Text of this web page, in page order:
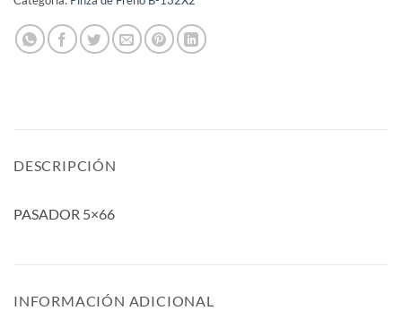
DESCRIPCIÓN
PASADOR 5×66
INFORMACIÓN ADICIONAL